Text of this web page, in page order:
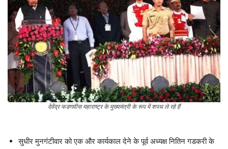
देवेंद्र फडणवीस महाराष्ट्र के मुख्यमंत्री के रूप में शपथ ले रहे हैं
सुधीर मुनगंटीवार को एक और कार्यकाल देने के पूर्व अध्यक्ष नितिन गडकरी के